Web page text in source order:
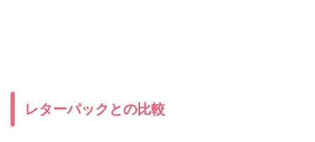
レターパックとの比較